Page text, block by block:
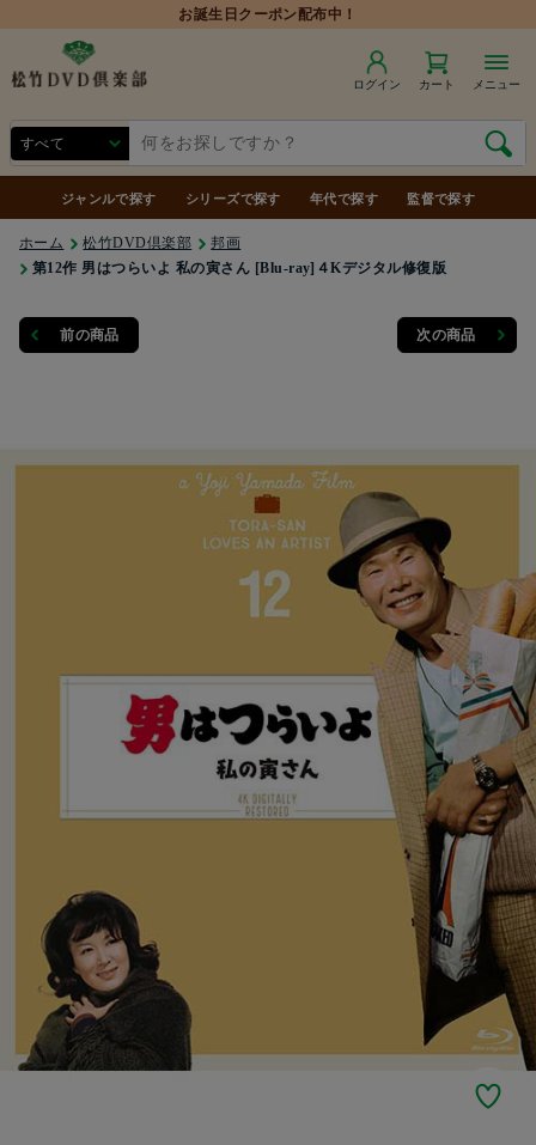
お誕生日クーポン配布中！
ログイン カート メニュー
ジャンルで探す シリーズで探す 年代で探す 監督で探す
ホーム 松竹DVD倶楽部
邦画
第12作 男はつらいよ 私の寅さん [Blu-ray]４Kデジタル修復版
前の商品 次の商品